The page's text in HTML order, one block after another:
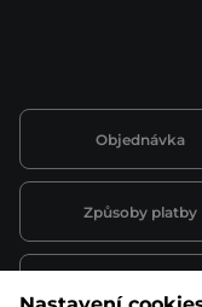
Objednávka
Způsoby platby